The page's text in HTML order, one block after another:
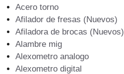
Acero torno
Afilador de fresas (Nuevos)
Afiladora de brocas (Nuevos)
Alambre mig
Alexometro analogo
Alexometro digital